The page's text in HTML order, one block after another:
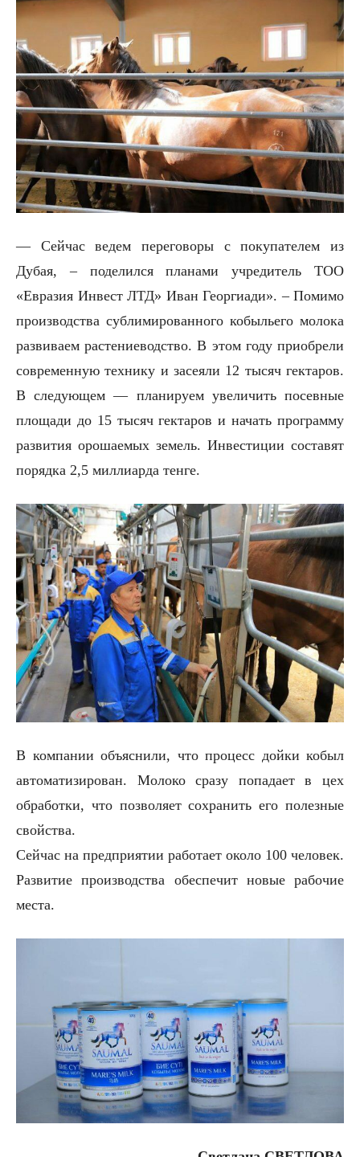
— Сейчас ведем переговоры с покупателем из
Дубая, – поделился планами учредитель ТОО
«Евразия Инвест ЛТД» Иван Георгиади». – Помимо
производства сублимированного кобыльего молока
развиваем растениеводство. В этом году приобрели
современную технику и засеяли 12 тысяч гектаров.
В следующем — планируем увеличить посевные
площади до 15 тысяч гектаров и начать программу
развития орошаемых земель. Инвестиции составят
порядка 2,5 миллиарда тенге.
В компании объяснили, что процесс дойки кобыл
автоматизирован. Молоко сразу попадает в цех
обработки, что позволяет сохранить его полезные
свойства.
Сейчас на предприятии работает около 100 человек.
Развитие производства обеспечит новые рабочие
места.